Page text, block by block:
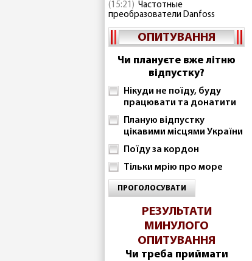
(15:21) Частотные
преобразователи Danfoss
ОПИТУВАННЯ
Чи плануєте вже літню
відпустку?
Нікуди не поїду, буду
працювати та донатити
Планую відпустку
цікавими місцями України
Поїду за кордон
Тільки мрію про море
ПРОГОЛОСУВАТИ
РЕЗУЛЬТАТИ
МИНУЛОГО
ОПИТУВАННЯ
Чи треба приймати